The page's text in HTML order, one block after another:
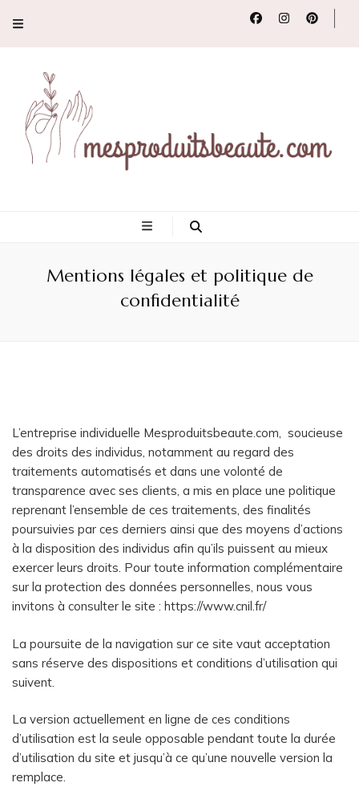
et revues de
produits beauté
Mentions légales et politique de
confidentialité
L’entreprise individuelle Mesproduitsbeaute.com, soucieuse
des droits des individus, notamment au regard des
traitements automatisés et dans une volonté de
transparence avec ses clients, a mis en place une politique
reprenant l’ensemble de ces traitements, des finalités
poursuivies par ces derniers ainsi que des moyens d’actions
à la disposition des individus afin qu’ils puissent au mieux
exercer leurs droits. Pour toute information complémentaire
sur la protection des données personnelles, nous vous
invitons à consulter le site : https://www.cnil.fr/
La poursuite de la navigation sur ce site vaut acceptation
sans réserve des dispositions et conditions d’utilisation qui
suivent.
La version actuellement en ligne de ces conditions
d’utilisation est la seule opposable pendant toute la durée
d’utilisation du site et jusqu’à ce qu’une nouvelle version la
remplace.